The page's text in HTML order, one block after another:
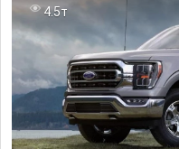
4.5т